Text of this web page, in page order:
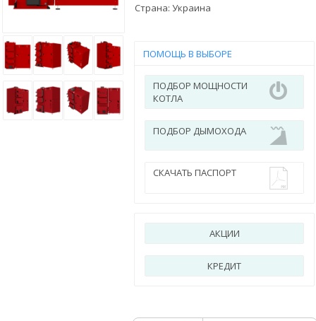
Страна: Украина
ПОМОЩЬ В ВЫБОРЕ
ПОДБОР МОЩНОСТИ
КОТЛА
ПОДБОР ДЫМОХОДА
СКАЧАТЬ ПАСПОРТ
АКЦИИ
КРЕДИТ